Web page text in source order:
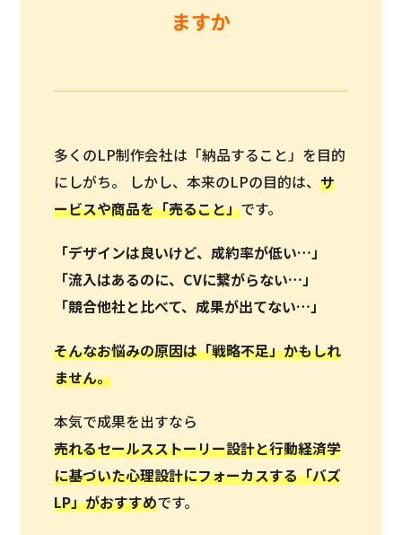
ますか
多くのLP制作会社は「納品すること」を目的
にしがち。 しかし、本来のLPの目的は、サ
ービスや商品を「売ること」です。
「デザインは良いけど、成約率が低い…」
「流入はあるのに、CVに繋がらない…」
「競合他社と比べて、成果が出てない…」
そんなお悩みの原因は「戦略不足」かもしれ
ません。
本気で成果を出すなら
売れるセールスストーリー設計と行動経済学
に基づいた心理設計にフォーカスする「バズ
LP」がおすすめです。